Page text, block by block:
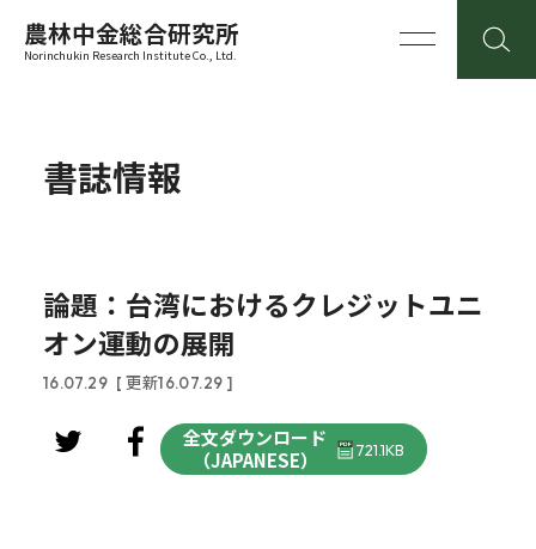
農林中金総合研究所
Norinchukin Research Institute Co., Ltd.
書誌情報
論題：台湾におけるクレジットユニ
オン運動の展開
16.07.29 [ 更新16.07.29 ]
全文ダウンロード
（JAPANESE）
721.1KB